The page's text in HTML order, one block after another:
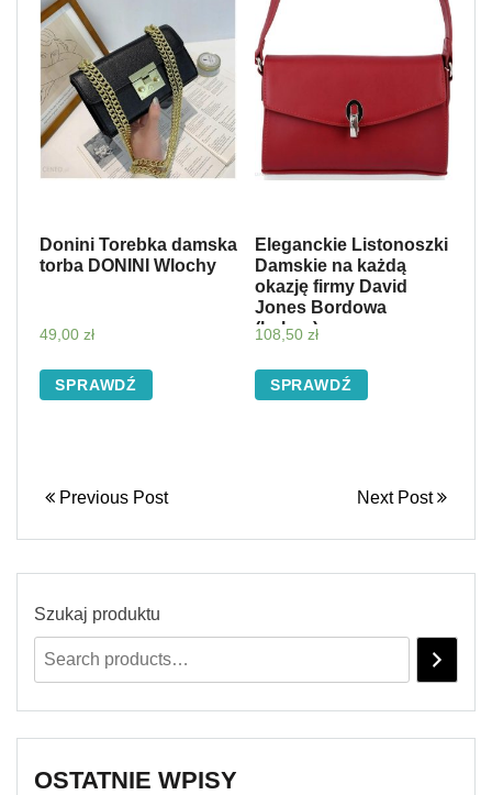
Donini Torebka damska
torba DONINI Wlochy
49,00 zł
SPRAWDŹ
Eleganckie Listonoszki
Damskie na każdą
okazję firmy David
Jones Bordowa
(kolory)
108,50 zł
SPRAWDŹ
Previous Post Next Post
Szukaj produktu
OSTATNIE WPISY